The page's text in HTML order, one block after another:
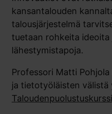
kansantalouden
talousjärjestelmä
tuetaan rohkeita ideoita
lähestymistapoja.
Professori Matti
ja tietotyöläisten